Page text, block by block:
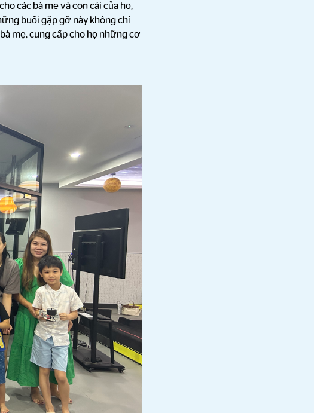
các bà mẹ và con cái của họ,
buổi gặp gỡ này không chỉ
mẹ, cung cấp cho họ những cơ